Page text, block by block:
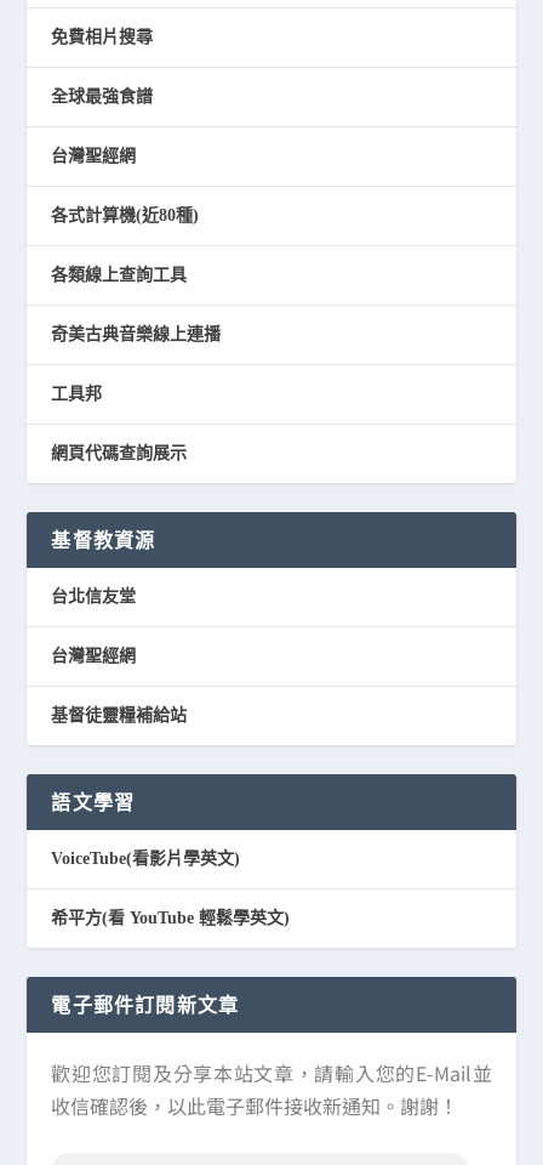
免費相片搜尋
全球最強食譜
台灣聖經網
各式計算機(近80種)
各類線上查詢工具
奇美古典音樂線上連播
工具邦
網頁代碼查詢展示
基督教資源
台北信友堂
台灣聖經網
基督徒靈糧補給站
語文學習
VoiceTube(看影片學英文)
希平方(看 YouTube 輕鬆學英文)
電子郵件訂閱新文章
歡迎您訂閱及分享本站文章，請輸入您的E-Mail並
收信確認後，以此電子郵件接收新通知。謝謝！